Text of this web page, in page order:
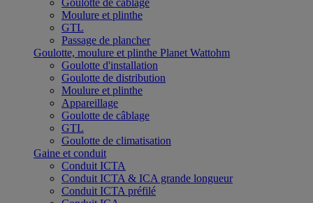
Goulotte de câblage
Moulure et plinthe
GTL
Passage de plancher
Goulotte, moulure et plinthe Planet Wattohm
Goulotte d'installation
Goulotte de distribution
Moulure et plinthe
Appareillage
Goulotte de câblage
GTL
Goulotte de climatisation
Gaine et conduit
Conduit ICTA
Conduit ICTA & ICA grande longueur
Conduit ICTA préfilé